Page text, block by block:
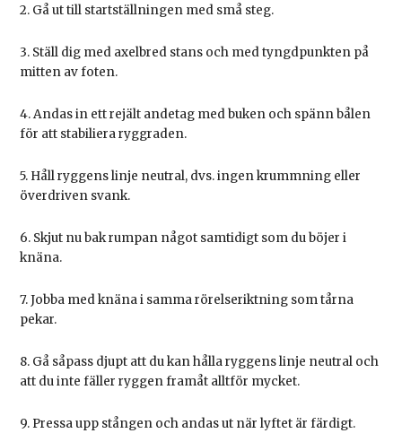
2. Gå ut till startställningen med små steg.
3. Ställ dig med axelbred stans och med tyngdpunkten på
mitten av foten.
4. Andas in ett rejält andetag med buken och spänn bålen
för att stabiliera ryggraden.
5. Håll ryggens linje neutral, dvs. ingen krummning eller
överdriven svank.
6. Skjut nu bak rumpan något samtidigt som du böjer i
knäna.
7. Jobba med knäna i samma rörelseriktning som tårna
pekar.
8. Gå såpass djupt att du kan hålla ryggens linje neutral och
att du inte fäller ryggen framåt alltför mycket.
9. Pressa upp stången och andas ut när lyftet är färdigt.